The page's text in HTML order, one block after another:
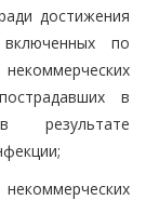
достижения
по
в
результате